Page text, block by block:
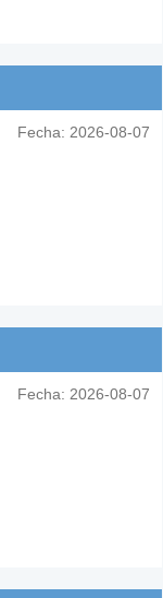
Fecha: 2026-08-07
Fecha: 2026-08-07